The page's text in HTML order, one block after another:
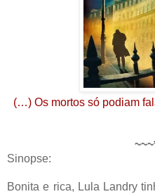
(…) Os mortos só podiam
Sinopse:
Bonita e rica, Lula Landry